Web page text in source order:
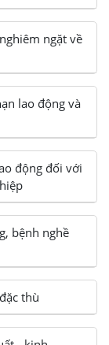
ngặt về
lao động và
động đối với
bệnh nghề
thù